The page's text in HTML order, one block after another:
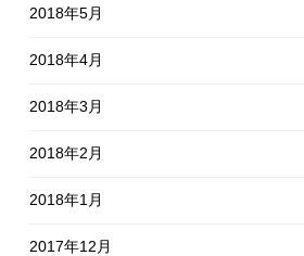
2018年5月
2018年4月
2018年3月
2018年2月
2018年1月
2017年12月